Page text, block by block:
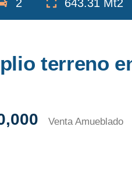
2 643.31 Mt2
terreno
Venta Amueblado